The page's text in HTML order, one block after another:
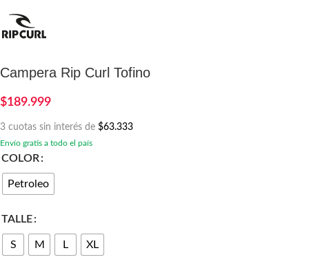
Campera Rip Curl Tofino
$189.999
3 cuotas sin interés de $63.333
Envío gratis a todo el país
COLOR
Petroleo
TALLE
S M L XL